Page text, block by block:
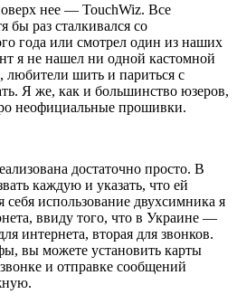
нее — TouchWiz. Все
бы раз сталкивался со
года или смотрел один из наших
я не нашел ни одной кастомной
шить и париться с
Я же, как и большинство юзеров,
неофициальные прошивки.
достаточно просто. В
каждую и указать, что ей
использование двухсимника я
ввиду того, что в Украине —
интернета, вторая для звонков.
вы можете установить карты
и отправке сообщений